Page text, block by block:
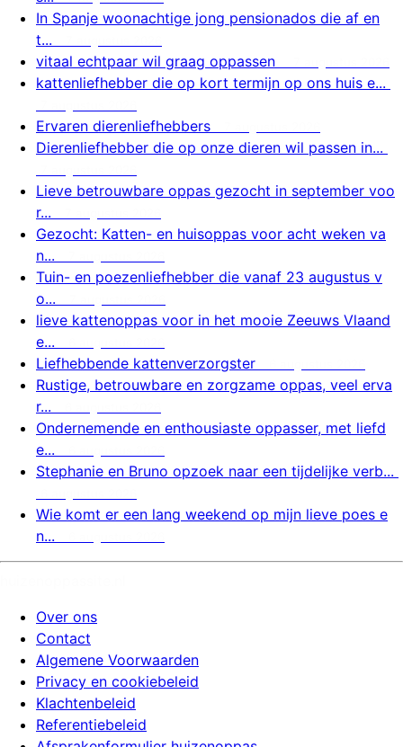
In Spanje woonachtige jong pensionados die af en
t...
vitaal echtpaar wil graag oppassen
kattenliefhebber die op kort termijn op ons huis e...
Ervaren dierenliefhebbers
Dierenliefhebber die op onze dieren wil passen in...
Lieve betrouwbare oppas gezocht in september voo
r...
Gezocht: Katten- en huisoppas voor acht weken va
n...
Tuin- en poezenliefhebber die vanaf 23 augustus v
o...
lieve kattenoppas voor in het mooie Zeeuws Vlaand
e...
Liefhebbende kattenverzorgster
Rustige, betrouwbare en zorgzame oppas, veel erva
r...
Ondernemende en enthousiaste oppasser, met liefd
e...
Stephanie en Bruno opzoek naar een tijdelijke verb...
Wie komt er een lang weekend op mijn lieve poes e
n...
Over ons
Contact
Algemene Voorwaarden
Privacy en cookiebeleid
Klachtenbeleid
Referentiebeleid